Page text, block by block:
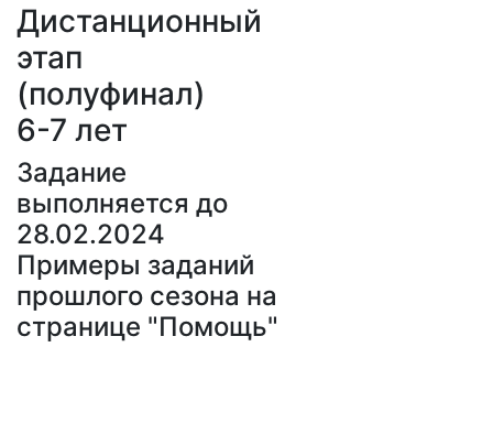
Дистанционный
этап
(полуфинал)
6-7 лет
Задание
выполняется до
28.02.2024
Примеры заданий
прошлого сезона на
странице "Помощь"